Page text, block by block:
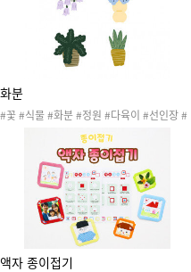
화분
#꽃 #식물 #화분 #정원 #다육이 #선인장 #
가족 #나와가족 #우리가족 #가족구성원
액자 종이접기